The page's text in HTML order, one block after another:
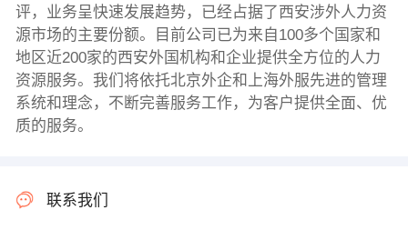
评，业务呈快速发展趋势，已经占据了西安涉外人力资
源市场的主要份额。目前公司已为来自100多个国家和
地区近200家的西安外国机构和企业提供全方位的人力
资源服务。我们将依托北京外企和上海外服先进的管理
系统和理念，不断完善服务工作，为客户提供全面、优
质的服务。
联系我们